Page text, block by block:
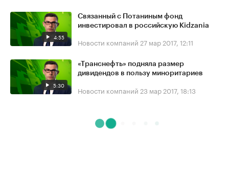
4:55
Связанный с Потаниным фонд
инвестировал в российскую Kidzania
Новости компаний 27 мар 2017, 12:11
5:30
«Транснефть» подняла размер
дивидендов в пользу миноритариев
Новости компаний 23 мар 2017, 18:13